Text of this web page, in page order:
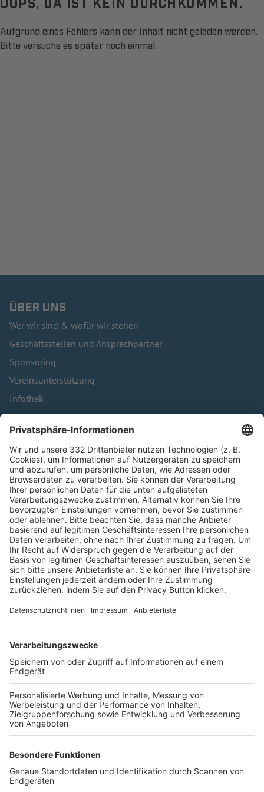
Aufgrund eines Fehlers kann der Inhalt nicht geladen werden.
Bitte versuche es später noch einmal.
ÜBER UNS
Wer wir sind & wofür wir stehen
Geschäftsstellen und Ansprechpartner
Sponsoring
Vereinsunterstützung
Infothek
Kontakt
HÄUFIG BESUCHTE SEITEN
Pässe und Vereinswechsel
Trainerausbildung
Schulungsangebot Vereinsmitarbeiter
BFV-Geschäftsstellen
Trainerbörse
Login SpielPlus
FOLGE DEM BFV
TOP-VEREINE
TOP-PARTNER